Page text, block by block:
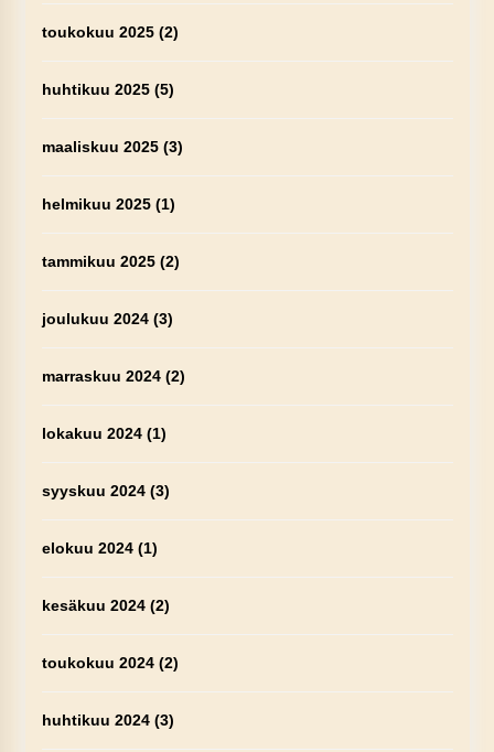
toukokuu 2025(2)
huhtikuu 2025(5)
maaliskuu 2025(3)
helmikuu 2025(1)
tammikuu 2025(2)
joulukuu 2024(3)
marraskuu 2024(2)
lokakuu 2024(1)
syyskuu 2024(3)
elokuu 2024(1)
kesäkuu 2024(2)
toukokuu 2024(2)
huhtikuu 2024(3)